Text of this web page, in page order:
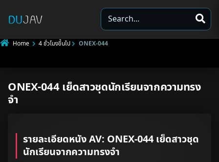
e
a
Home 4 ชั่วโมงขึ้นไป ONEX-044
Underage
Other
ONEX-044 เย็ดสาวชุดนักเรียนจากความทรง
จำ
รายละเอียดหนัง AV: ONEX-044 เย็ดสาวชุด
นักเรียนจากความทรงจำ